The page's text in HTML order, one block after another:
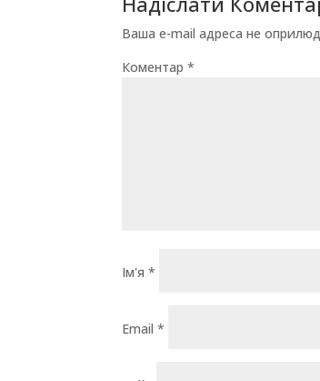
Ваша e-mail адреса не
Коментар*
Ім'я*
Email*